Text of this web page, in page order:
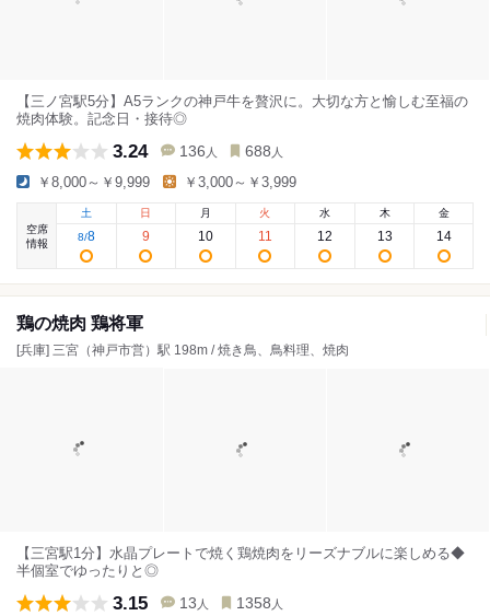
【三ノ宮駅5分】A5ランクの神戸牛を贅沢に。大切な方と愉しむ至福の
焼肉体験。記念日・接待◎
3.24 136 人 688 人
￥8,000～￥9,999 ￥3,000～￥3,999
空席
情報
土
8/8
日
9
月
10
火
11
水
12
木
13
金
14
鶏の焼肉 鶏将軍
[兵庫] 三宮（神戸市営）駅 198m / 焼き鳥、鳥料理、焼肉
【三宮駅1分】水晶プレートで焼く鶏焼肉をリーズナブルに楽しめる◆
半個室でゆったりと◎
3.15 13 人 1358 人